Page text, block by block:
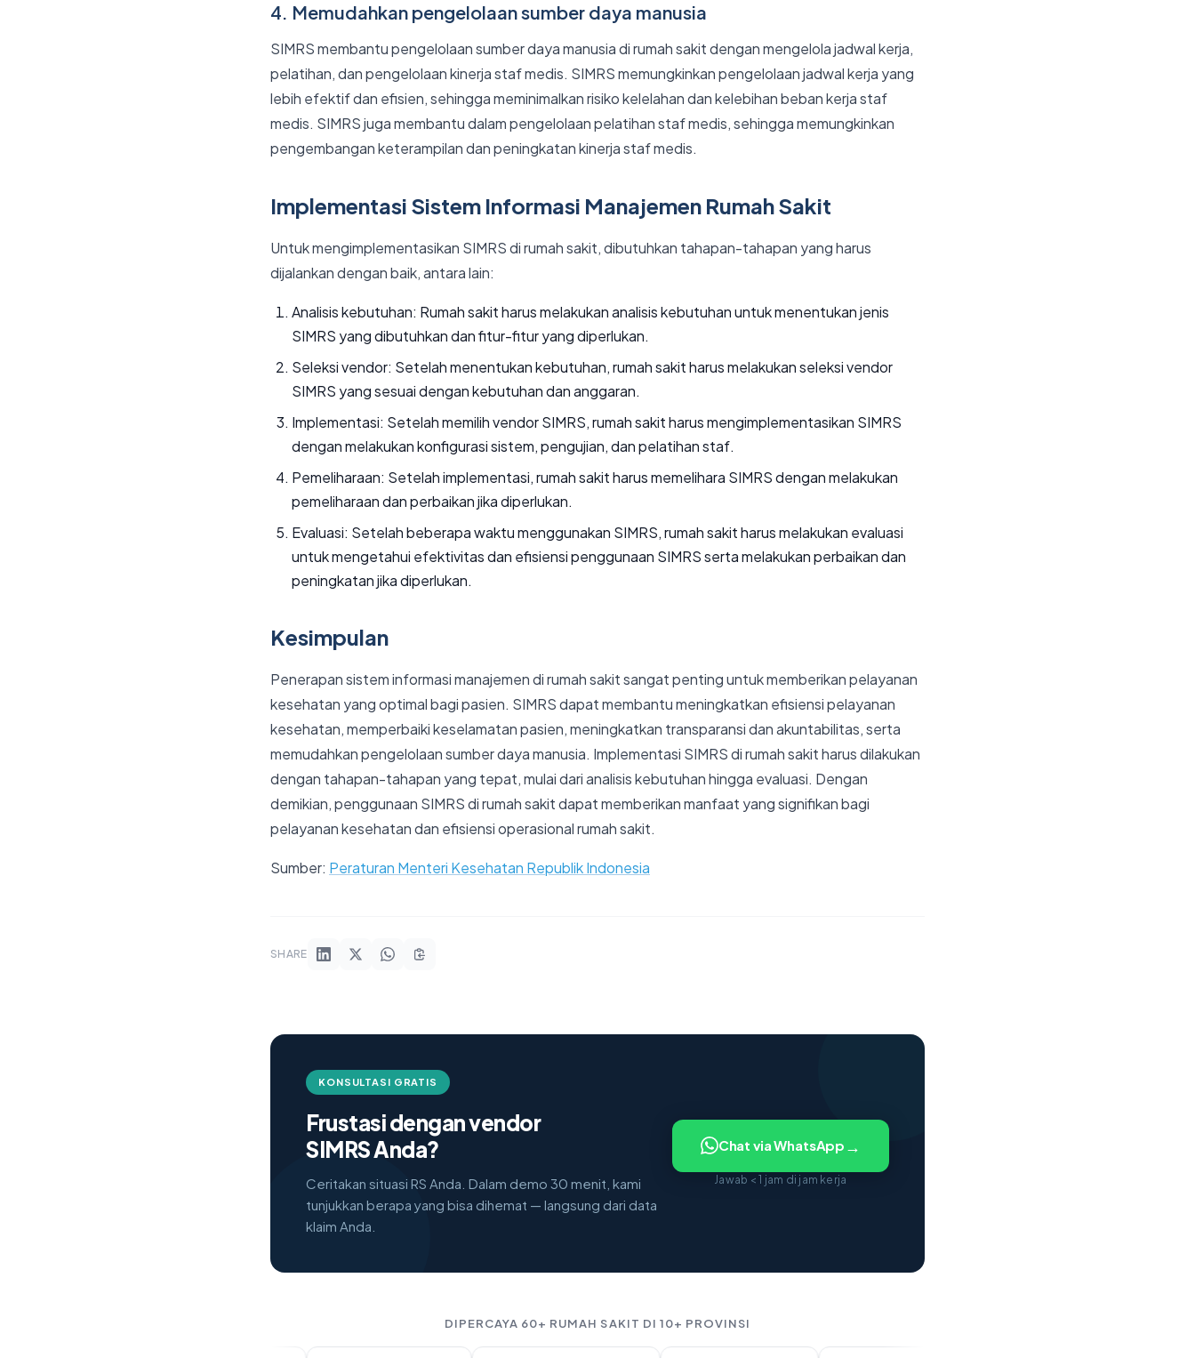
4. Memudahkan pengelolaan sumber daya manusia
SIMRS membantu pengelolaan sumber daya manusia di rumah sakit dengan mengelola jadwal kerja,
pelatihan, dan pengelolaan kinerja staf medis. SIMRS memungkinkan pengelolaan jadwal kerja yang
lebih efektif dan efisien, sehingga meminimalkan risiko kelelahan dan kelebihan beban kerja staf
medis. SIMRS juga membantu dalam pengelolaan pelatihan staf medis, sehingga memungkinkan
pengembangan keterampilan dan peningkatan kinerja staf medis.
Implementasi Sistem Informasi Manajemen Rumah Sakit
Untuk mengimplementasikan SIMRS di rumah sakit, dibutuhkan tahapan-tahapan yang harus
dijalankan dengan baik, antara lain:
Analisis kebutuhan: Rumah sakit harus melakukan analisis kebutuhan untuk menentukan jenis
SIMRS yang dibutuhkan dan fitur-fitur yang diperlukan.
Seleksi vendor: Setelah menentukan kebutuhan, rumah sakit harus melakukan seleksi vendor
SIMRS yang sesuai dengan kebutuhan dan anggaran.
Implementasi: Setelah memilih vendor SIMRS, rumah sakit harus mengimplementasikan SIMRS
dengan melakukan konfigurasi sistem, pengujian, dan pelatihan staf.
Pemeliharaan: Setelah implementasi, rumah sakit harus memelihara SIMRS dengan melakukan
pemeliharaan dan perbaikan jika diperlukan.
Evaluasi: Setelah beberapa waktu menggunakan SIMRS, rumah sakit harus melakukan evaluasi
untuk mengetahui efektivitas dan efisiensi penggunaan SIMRS serta melakukan perbaikan dan
peningkatan jika diperlukan.
Kesimpulan
Penerapan sistem informasi manajemen di rumah sakit sangat penting untuk memberikan pelayanan
kesehatan yang optimal bagi pasien. SIMRS dapat membantu meningkatkan efisiensi pelayanan
kesehatan, memperbaiki keselamatan pasien, meningkatkan transparansi dan akuntabilitas, serta
memudahkan pengelolaan sumber daya manusia. Implementasi SIMRS di rumah sakit harus dilakukan
dengan tahapan-tahapan yang tepat, mulai dari analisis kebutuhan hingga evaluasi. Dengan
demikian, penggunaan SIMRS di rumah sakit dapat memberikan manfaat yang signifikan bagi
pelayanan kesehatan dan efisiensi operasional rumah sakit.
Sumber: Peraturan Menteri Kesehatan Republik Indonesia
SHARE
KONSULTASI GRATIS
Frustasi dengan vendor
SIMRS Anda?
Ceritakan situasi RS Anda. Dalam demo 30 menit, kami
tunjukkan berapa yang bisa dihemat — langsung dari data
klaim Anda.
Chat via WhatsApp →
Jawab < 1 jam di jam kerja
DIPERCAYA 60+ RUMAH SAKIT DI 10+ PROVINSI